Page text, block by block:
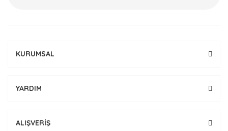
KURUMSAL
YARDIM
ALIŞVERİŞ